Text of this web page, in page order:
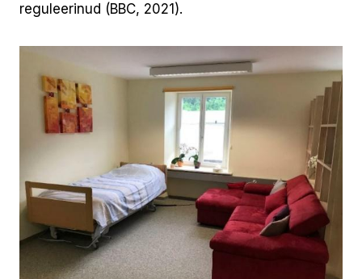
reguleerinud (BBC, 2021).